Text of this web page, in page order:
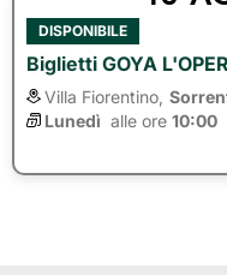
DISPONIBILE
Biglietti GOYA
Villa Fiorentino,
Lunedì alle ore 10:00